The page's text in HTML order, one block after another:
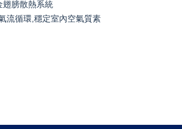
翅膀散熱系統
流循環,穩定室內空氣質素